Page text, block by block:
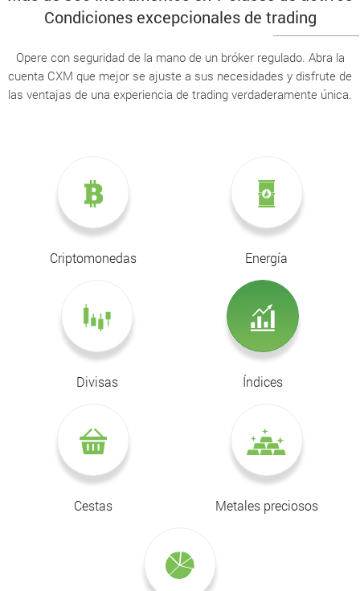
Condiciones excepcionales de trading
Opere con seguridad de la mano de un bróker regulado. Abra la
cuenta CXM que mejor se ajuste a sus necesidades y disfrute de
las ventajas de una experiencia de trading verdaderamente única.
Criptomonedas Energía
Divisas Índices
Cestas Metales preciosos